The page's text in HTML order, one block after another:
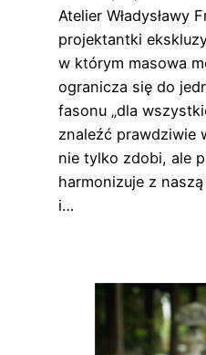
Atelier Władysławy
projektantki
w którym masowa
ogranicza się do
fasonu „dla
znaleźć prawdziwie
nie tylko zdobi, ale
harmonizuje z
i…